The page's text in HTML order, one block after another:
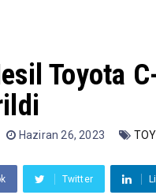
Toyota
Haziran 26, 2023
Twitter